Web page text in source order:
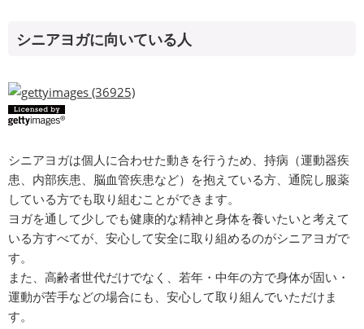
シニアヨガに向いている人
シニアヨガは個人に合わせた動きを行うため、持病（運動器疾
患、内部疾患、脳血管疾患など）を抱えている方、通院し服薬
している方でも取り組むことができます。
ヨガを通して少しでも健康的な精神と身体を養いたいと考えて
いる方すべてが、安心して安全に取り組めるのがシニアヨガで
す。
また、高齢者世代だけでなく、若年・中年の方で身体が固い・
運動が苦手などの場合にも、安心して取り組んでいただけま
す。